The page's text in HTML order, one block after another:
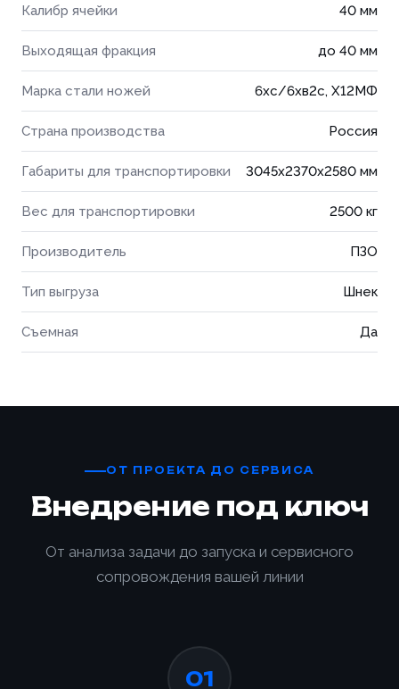
Калибр ячейки 40 мм
Выходящая фракция до 40 мм
Марка стали ножей 6хс/6хв2с, Х12МФ
Страна производства Россия
Габариты для транспортировки 3045x2370x2580 мм
Вес для транспортировки 2500 кг
Производитель ПЗО
Тип выгруза Шнек
Съемная Да
ОТ ПРОЕКТА ДО СЕРВИСА
Внедрение под ключ
От анализа задачи до запуска и сервисного
сопровождения вашей линии
01